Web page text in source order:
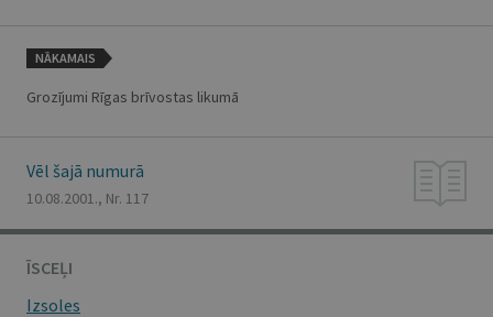
NĀKAMAIS
Grozījumi Rīgas brīvostas likumā
Vēl šajā numurā
10.08.2001., Nr. 117
ĪSCEĻI
Izsoles